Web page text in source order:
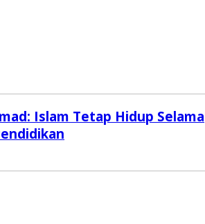
Islam Tetap Hidup Selama